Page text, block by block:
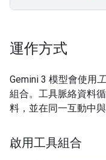
運作方式
Gemini 3 模型會使用
組合。工具脈絡資料
料，並在同一互動中與
啟用工具組合